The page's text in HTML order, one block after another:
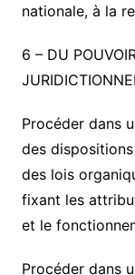
nationale, à la
6 – DU
Procéder dans
des
des lois
fixant les
et le
Procéder dans